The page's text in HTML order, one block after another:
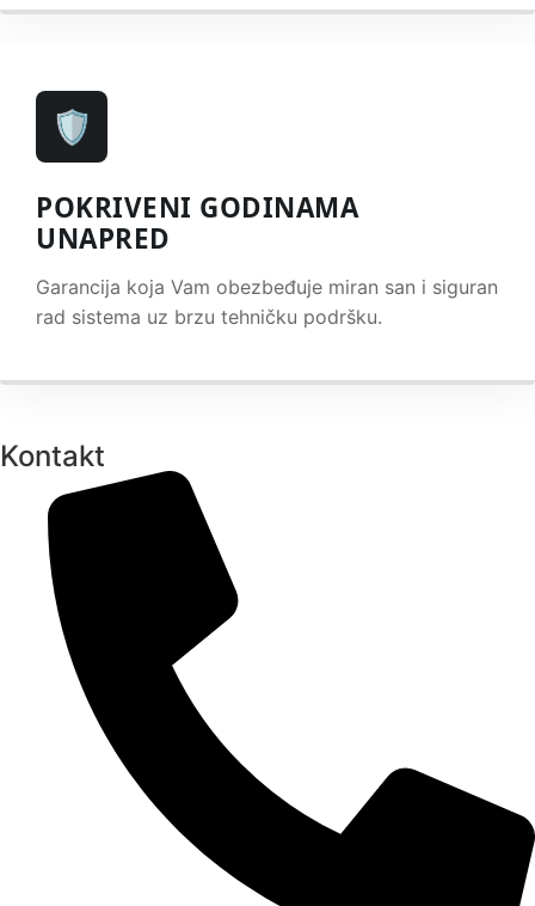
🛡️
POKRIVENI GODINAMA
UNAPRED
Garancija koja Vam obezbeđuje miran san i siguran
rad sistema uz brzu tehničku podršku.
Kontakt